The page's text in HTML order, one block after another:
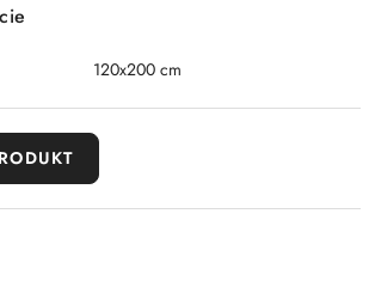
120x200 cm